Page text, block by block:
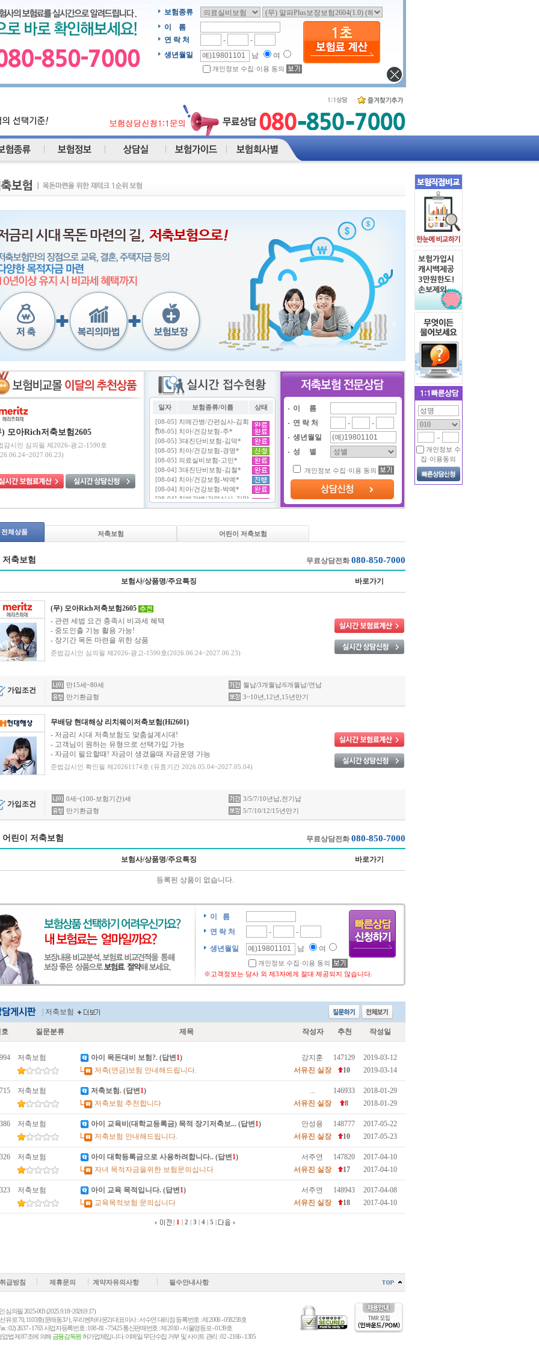
보험종류
이 름
연 락 처
-
-
생년월일
남 여
개인정보 수집·이용 동의
-
개인정보 수
집·이용동의
모아Rich저축보험2605
감시인 심의필 제2026-광고-1590호
일자 보험종류/이름 상태
이 름
연 락 처
-
-
생년월일
성 별
개인정보 수집·이용 동의
전체상품 저축보험 어린이 저축보험
저축보험 무료상담전화 080-850-7000
보험사/상품명/주요특징 바로가기
(무) 모아Rich저축보험2605
- 관련 세법 요건 충족시 비과세 혜택
- 중도인출 기능 활용 가능!
- 장기간 목돈 마련을 위한 상품
준법감시인 심의필 제2026-광고-1590호(2026.06.24~2027.06.23)
가입조건
만15세~80세
월납/3개월납/6개월납/연납
만기환급형
3~10년,12년,15년만기
무배당 현대해상 리치웨이저축보험(Hi2601)
- 저금리 시대 저축보험도 맞춤설계시대!
- 고객님이 원하는 유형으로 선택가입 가능
- 자금이 필요할때! 자금이 생겼을때 자금운영 가능
준법감시인 확인필 제20261174호 (유효기간 2026.05.04~2027.05.04)
가입조건
0세~(100-보험기간)세
3/5/7/10년납,전기납
만기환급형
5/7/10/12/15년만기
어린이 저축보험 무료상담전화 080-850-7000
보험사/상품명/주요특징 바로가기
등록된 상품이 없습니다.
저축보험
질문분류 제목 작성자 추천 작성일
저축보험 아이 목돈대비 보험?. (답변1) 강지훈 147129
2019-03-12
저축(연금)보험 안내해드립니다.
서유진 실장 10 2019-03-14
저축보험 저축보험. (답변1) ... 146933
2018-01-29
저축보험 추천합니다
서유진 실장 8 2018-01-29
저축보험 아이 교육비(대학교등록금) 목적 장기저축보... (답변1) 안성용 148777
2017-05-22
저축보험 안내해드립니다.
서유진 실장 10 2017-05-23
저축보험 아이 대학등록금으로 사용하려합니다.. (답변1) 서주연 147820
2017-04-10
자녀 목적자금을위한 보험문의십니다
서유진 실장 17 2017-04-10
저축보험 아이 교육 목적입니다. (답변1) 서주연 148943
2017-04-08
교육목적보험 문의십니다
서유진 실장 18 2017-04-10
| 1 | 2 | 3 | 4 | 5 |
급방침 제휴문의 계약자유의사항 필수안내사항
의필 2025-003 (2025.9.18~2026.9.17)
유로 70, 1103호(문래동3가, 우리벤처타운2) 대표이사 : 서수연 대리점 등록번호 : 제 2006 - 058258호
: 02) 2637 - 1763 사업자등록번호 : 108 -81 - 75425 통신판매번호 : 제 2010 - 서울영등포 - 0139호
법 제 87조에 의해금융감독원허가업체입니다. 이메일 무단수집 거부 및 사이트 관리 : 02 - 2166 - 1305